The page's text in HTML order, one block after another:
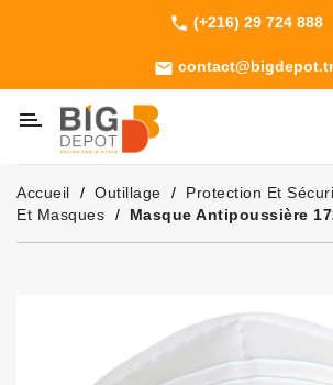
phone (+216) 29 724 888
email
Machines
Outillage
Jardinage
Consommables
Accueil Outillage Protection Et
Et Masques
Masque Antipoussière